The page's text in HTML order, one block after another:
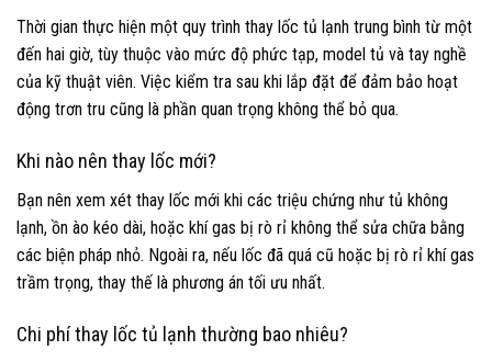
Thời gian thực hiện một quy trình thay lốc tủ lạnh trung bình từ một
đến hai giờ, tùy thuộc vào mức độ phức tạp, model tủ và tay nghề
của kỹ thuật viên. Việc kiểm tra sau khi lắp đặt để đảm bảo hoạt
động trơn tru cũng là phần quan trọng không thể bỏ qua.
Khi nào nên thay lốc mới?
Bạn nên xem xét thay lốc mới khi các triệu chứng như tủ không
lạnh, ồn ào kéo dài, hoặc khí gas bị rò rỉ không thể sửa chữa bằng
các biện pháp nhỏ. Ngoài ra, nếu lốc đã quá cũ hoặc bị rò rỉ khí gas
trầm trọng, thay thế là phương án tối ưu nhất.
Chi phí thay lốc tủ lạnh thường bao nhiêu?